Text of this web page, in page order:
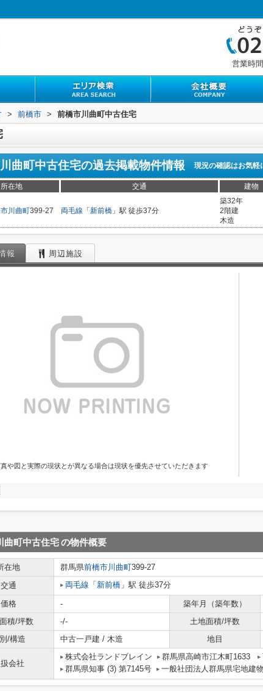
営業時
> 前橋市 > 前橋市川曲町中古住宅
曲町中古住宅の過去掲載物件情報 現況の確認はお気軽
所在地 交通 建物
川曲町399-27 両毛線 「 新前橋 」駅 徒歩37分
築32年
2階建
木造
報 周辺施設
や図と実際の現状とが異なる場合は現状を優先させていただきます
曲町中古住宅の物件概要
在地 群馬県前橋市川曲町399-27
交通
両毛線 「 新前橋 」駅 徒歩37分
価格 - 築年月（築年数）
積/坪数
-/- 土地面積/坪数
/構造
中古一戸建 / 木造 地目
会社
株式会社ランドブレイン 群馬県高崎市江木町1633
群馬県知事 (3) 第7145号
一般社団法人群馬県宅地建